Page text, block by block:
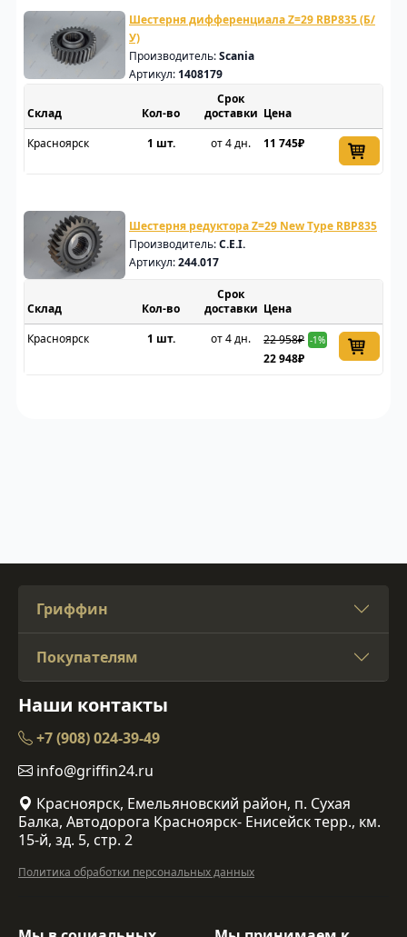
Шестерня дифференциала Z=29 RBP835 (Б/
У)
Производитель:Scania
Артикул: 1408179
Склад
Срок
доставки Цена
Красноярск
1 шт. от 4 дн. 11 745₽
Шестерня редуктора Z=29 New Type RBP835
Производитель:C.E.I.
Артикул:244.017
Склад
Срок
доставки Цена
Красноярск
1 шт. от 4 дн. 22 958₽ -1%
22 948₽
Гриффин
Покупателям
Наши контакты
+7 (908) 024-39-49
info@griffin24.ru
Красноярск, Емельяновский район, п. Сухая
Балка, Автодорога Красноярск- Енисейск терр., км.
15-й, зд. 5, стр. 2
Политика обработки персональных данных